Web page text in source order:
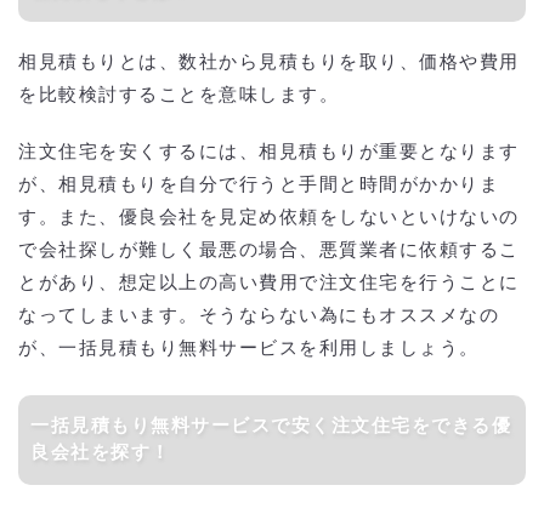
相見積もりとは、数社から見積もりを取り、価格や費用
を比較検討することを意味します。
注文住宅を安くするには、相見積もりが重要となります
が、相見積もりを自分で行うと手間と時間がかかりま
す。また、優良会社を見定め依頼をしないといけないの
で会社探しが難しく最悪の場合、悪質業者に依頼するこ
とがあり、想定以上の高い費用で注文住宅を行うことに
なってしまいます。そうならない為にもオススメなの
が、一括見積もり無料サービスを利用しましょう。
一括見積もり無料サービスで安く注文住宅をできる優
良会社を探す！